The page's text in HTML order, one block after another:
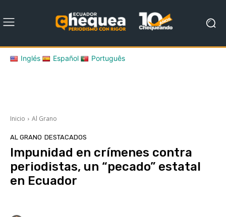
Inglés Español Português
Inicio Al Grano
AL GRANO DESTACADOS
Impunidad en crímenes contra
periodistas, un “pecado” estatal
en Ecuador